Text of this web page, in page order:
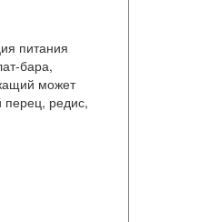
питания
бара,
может
перец, редис,